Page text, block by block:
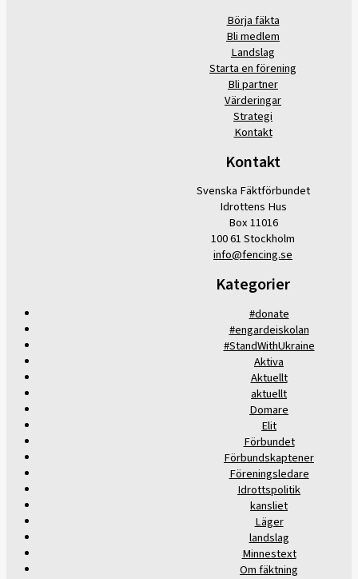
Börja fäkta
Bli medlem
Landslag
Starta en förening
Bli partner
Värderingar
Strategi
Kontakt
Kontakt
Svenska Fäktförbundet
Idrottens Hus
Box 11016
100 61 Stockholm
info@fencing.se
Kategorier
#donate
#engardeiskolan
#StandWithUkraine
Aktiva
Aktuellt
aktuellt
Domare
Elit
Förbundet
Förbundskaptener
Föreningsledare
Idrottspolitik
kansliet
Läger
landslag
Minnestext
Om fäktning